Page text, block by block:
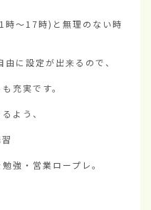
〜17時)と無理のない時
に設定が出来るので、
充実です。
よう、
強・営業ロープレ。